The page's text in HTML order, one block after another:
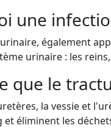
une
également
urinaire : les
que le
la vessie et
éliminent les